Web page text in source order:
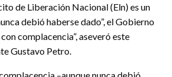
de Liberación Nacional (Eln) es un
debió haberse dado”, el Gobierno
complacencia”, aseveró este
Gustavo Petro.